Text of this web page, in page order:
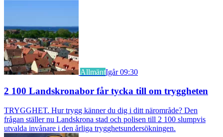
AllmäntIgår 09:30
2 100 Landskronabor får tycka till om tryggheten
TRYGGHET. Hur trygg känner du dig i ditt närområde? Den
frågan ställer nu Landskrona stad och polisen till 2 100 slumpvis
utvalda invånare i den årliga trygghetsundersökningen.